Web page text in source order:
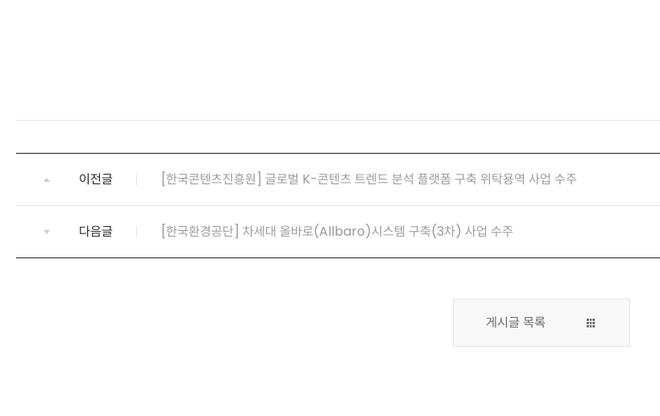
이전글 [한국콘텐츠진흥원] 글로벌 K-콘텐츠 트렌드 분석 플랫폼 구축 위탁용역 사업 수주
다음글 [한국환경공단] 차세대 올바로(Allbaro)시스템 구축(3차) 사업 수주
게시글 목록